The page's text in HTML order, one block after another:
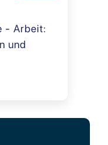
- Arbeit:
und